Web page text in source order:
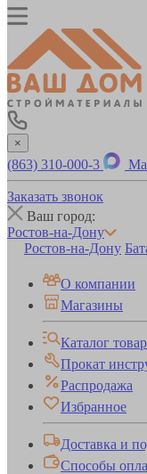
×
(863) 310-000-3
Заказать звонок
Ваш город:
Ростов-на-Дону
Ростов-на-Дону
О компании
Магазины
Каталог
Прокат
Распродажа
Избранное
Доставка и
Способы